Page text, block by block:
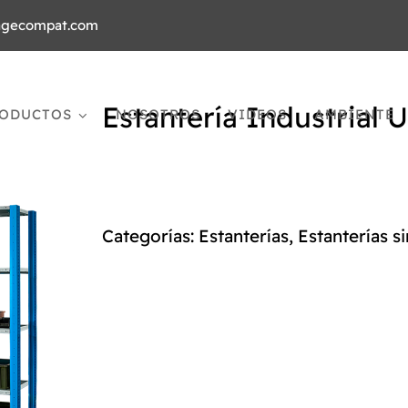
NOSOTROS VIDEOS AMBIENTE
Estantería Industrial
Categorías: Estanterías, Estanterías